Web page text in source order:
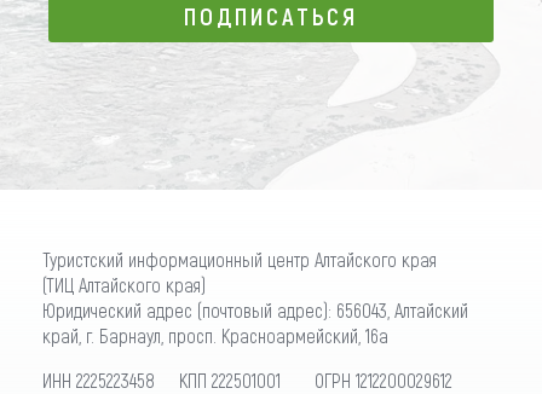
ПОДПИСАТЬСЯ
ПОДПИСАТЬСЯ
Туристский информационный центр Алтайского края
(ТИЦ Алтайского края)
Юридический адрес (почтовый адрес): 656043, Алтайский
край, г. Барнаул, просп. Красноармейский, 16а
ИНН 2225223458 КПП 222501001 ОГРН 1212200029612